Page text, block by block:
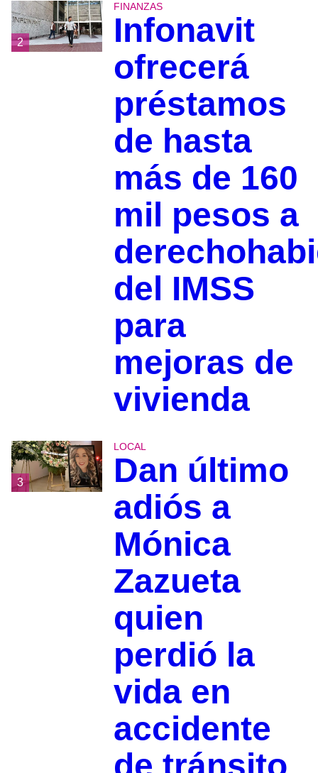
2
FINANZAS
Infonavit
ofrecerá
préstamos
de hasta
más de 160
mil pesos a
del IMSS
para
mejoras de
vivienda
3
LOCAL
Dan último
adiós a
Mónica
Zazueta
quien
perdió la
vida en
accidente